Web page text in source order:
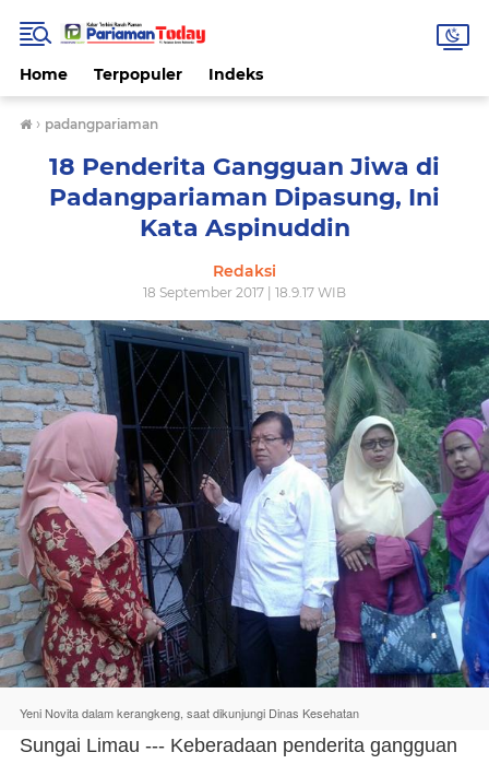
Home Terpopuler Indeks
› padangpariaman
18 Penderita Gangguan Jiwa di
Padangpariaman Dipasung, Ini
Kata Aspinuddin
Redaksi
18 September 2017 | 18.9.17 WIB
Yeni Novita dalam kerangkeng, saat dikunjungi Dinas Kesehatan
Sungai Limau --- Keberadaan penderita gangguan